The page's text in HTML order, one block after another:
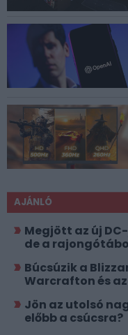
AJÁNLÓ
Megjött az új
de a
Búcsúzik a
Warcrafton és
Jön az utolsó
előbb a csúcsra?